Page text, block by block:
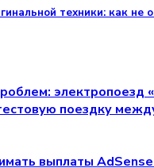
техники: как не
электропоезд
поездку
выплаты